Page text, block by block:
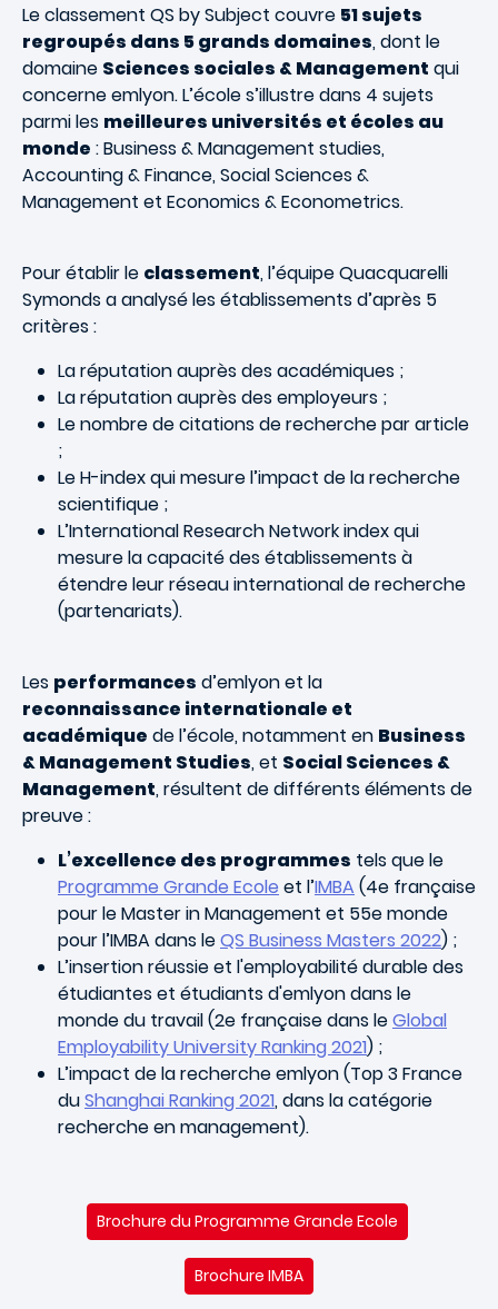
Le classement QS by Subject couvre 51 sujets
regroupés dans 5 grands domaines, dont le
domaine Sciences sociales & Management qui
concerne emlyon. L’école s’illustre dans 4 sujets
parmi les meilleures universités et écoles au
monde : Business & Management studies,
Accounting & Finance, Social Sciences &
Management et Economics & Econometrics.
Pour établir le classement, l’équipe Quacquarelli
Symonds a analysé les établissements d’après 5
critères :
La réputation auprès des académiques ;
La réputation auprès des employeurs ;
Le nombre de citations de recherche par article
;
Le H-index qui mesure l’impact de la recherche
scientifique ;
L’International Research Network index qui
mesure la capacité des établissements à
étendre leur réseau international de recherche
(partenariats).
Les performances d’emlyon et la
reconnaissance internationale et
académique de l’école, notamment en Business
& Management Studies, et Social Sciences &
Management, résultent de différents éléments de
preuve :
L’excellence des programmes tels que le
Programme Grande Ecole et l’IMBA (4e française
pour le Master in Management et 55e monde
pour l’IMBA dans leQS Business Masters 2022) ;
L’insertion réussie et l'employabilité durable des
étudiantes et étudiants d'emlyon dans le
monde du travail (2e française dans leGlobal
Employability University Ranking 2021) ;
L’impact de la recherche emlyon (Top 3 France
duShanghai Ranking 2021, dans la catégorie
recherche en management).
Brochure du Programme Grande Ecole
Brochure IMBA